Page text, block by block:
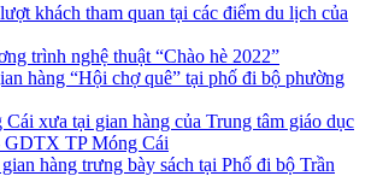
khách tham quan tại các điểm du lịch của
trình nghệ thuật “Chào hè 2022”
hàng “Hội chợ quê” tại phố đi bộ phường
xưa tại gian hàng của Trung tâm giáo dục
GDTX TP Móng Cái
hàng trưng bày sách tại Phố đi bộ Trần